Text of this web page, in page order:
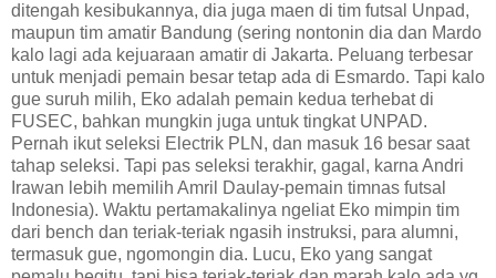
ditengah kesibukannya, dia juga maen di tim futsal Unpad,
maupun tim amatir Bandung (sering nontonin dia dan Mardo
kalo lagi ada kejuaraan amatir di Jakarta. Peluang terbesar
untuk menjadi pemain besar tetap ada di Esmardo. Tapi kalo
gue suruh milih, Eko adalah pemain kedua terhebat di
FUSEC, bahkan mungkin juga untuk tingkat UNPAD.
Pernah ikut seleksi Electrik PLN, dan masuk 16 besar saat
tahap seleksi. Tapi pas seleksi terakhir, gagal, karna Andri
Irawan lebih memilih Amril Daulay-pemain timnas futsal
Indonesia). Waktu pertamakalinya ngeliat Eko mimpin tim
dari bench dan teriak-teriak ngasih instruksi, para alumni,
termasuk gue, ngomongin dia. Lucu, Eko yang sangat